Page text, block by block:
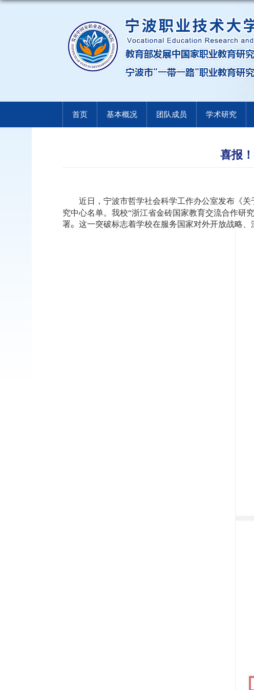
首页 基本概况 团队成员 学术研究
喜报
近日，宁波市哲学社会科学工作办公室发布《
究中心名单。我校“浙江省金砖国家教育交流合作研
署。 这一突破标志着学校在服务国家对外开放战略、